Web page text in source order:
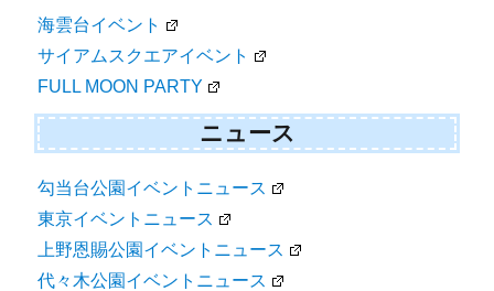
海雲台イベント
サイアムスクエアイベント
FULL MOON PARTY
ニュース
勾当台公園イベントニュース
東京イベントニュース
上野恩賜公園イベントニュース
代々木公園イベントニュース